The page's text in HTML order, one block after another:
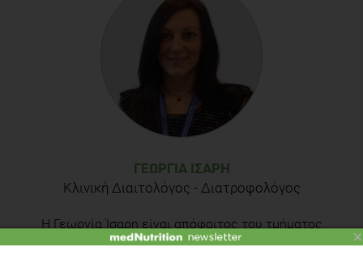
ΓΕΩΡΓΊΑ ΊΣΑΡΗ
Κλινική Διαιτολόγος - Διατροφολόγος
Η Γεωργία Ίσαρη είναι απόφοιτος του τμήματος
Διαιτολογίας-Διατροφής του Χαροκοπείου
×